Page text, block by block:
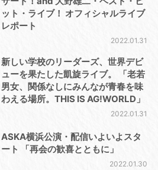
ット・ライブ！ オフィシャルライブ
レポート
2022.01.31
新しい学校のリーダーズ、世界デビ
ューを果たした凱旋ライブ。 「老若
男女、関係なしにみんなが青春を味
わえる場所。THIS IS AG!WORLD」
2022.01.31
ASKA横浜公演・配信いよいよスタ
ート 「再会の歓喜とともに」
2022.01.30